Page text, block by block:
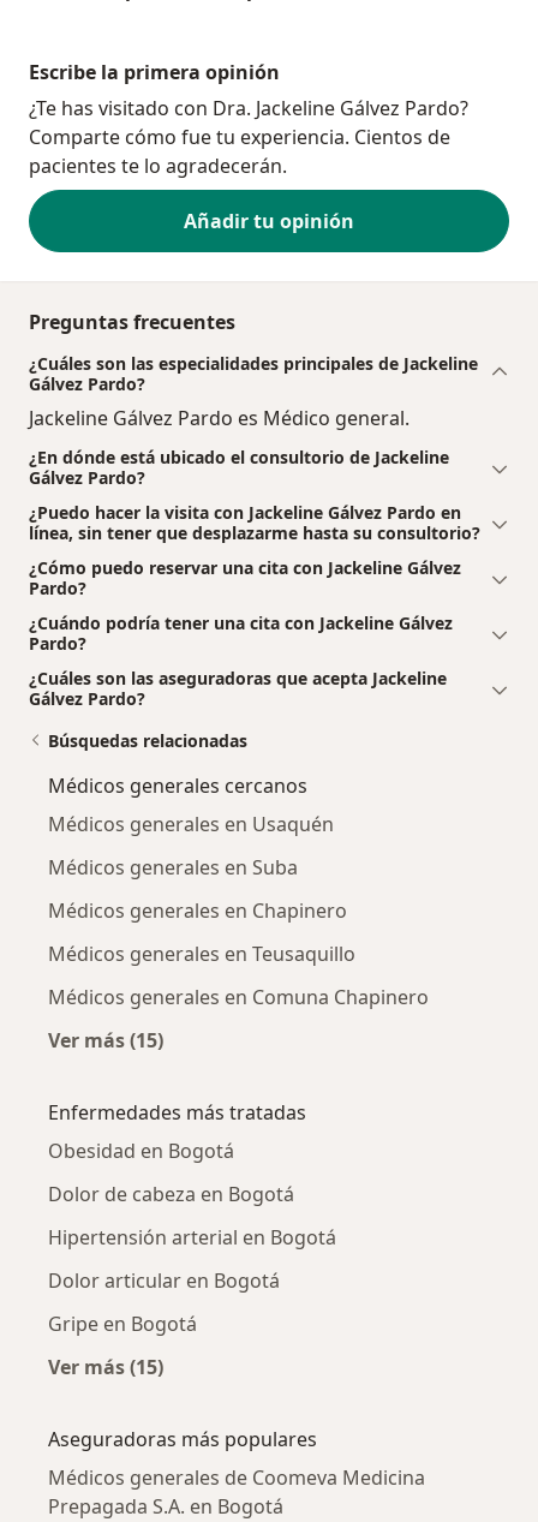
Escribe la primera opinión
¿Te has visitado con Dra. Jackeline Gálvez Pardo?
Comparte cómo fue tu experiencia. Cientos de
pacientes te lo agradecerán.
Añadir tu opinión
Preguntas frecuentes
¿Cuáles son las especialidades principales de Jackeline
Gálvez Pardo?
Jackeline Gálvez Pardo es Médico general.
¿En dónde está ubicado el consultorio de Jackeline
Gálvez Pardo?
¿Puedo hacer la visita con Jackeline Gálvez Pardo en
línea, sin tener que desplazarme hasta su consultorio?
¿Cómo puedo reservar una cita con Jackeline Gálvez
Pardo?
¿Cuándo podría tener una cita con Jackeline Gálvez
Pardo?
¿Cuáles son las aseguradoras que acepta Jackeline
Gálvez Pardo?
Búsquedas relacionadas
Médicos generales cercanos
Médicos generales en Usaquén
Médicos generales en Suba
Médicos generales en Chapinero
Médicos generales en Teusaquillo
Médicos generales en Comuna Chapinero
Ver más (15)
Enfermedades más tratadas
Obesidad en Bogotá
Dolor de cabeza en Bogotá
Hipertensión arterial en Bogotá
Dolor articular en Bogotá
Gripe en Bogotá
Ver más (15)
Aseguradoras más populares
Médicos generales de Coomeva Medicina
Prepagada S.A. en Bogotá